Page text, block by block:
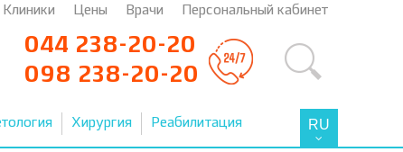
Клиники Цены Врачи Персональный кабинет
044 238-20-20
098 238-20-20
Хирургия Реабилитация RU